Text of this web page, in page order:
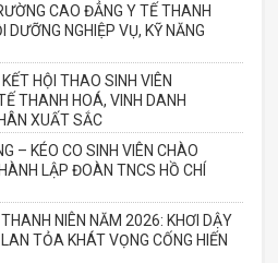
CAO ĐẲNG Y TẾ THANH
NGHIỆP VỤ, KỸ NĂNG
HỘI THAO SINH VIÊN
THANH HOÁ, VINH DANH
XUẤT SẮC
– KÉO CO SINH VIÊN CHÀO
LẬP ĐOÀN TNCS HỒ CHÍ
THANH NIÊN NĂM 2026: KHƠI DẬY
TỎA KHÁT VỌNG CỐNG HIẾN